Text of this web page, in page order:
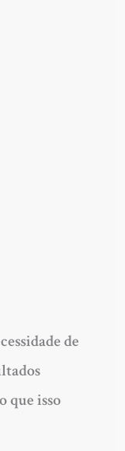
de
que isso